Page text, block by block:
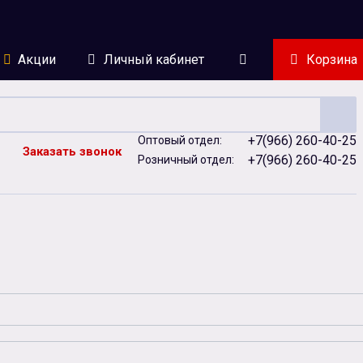
Акции Личный кабинет Корзина
Заказать звонок
Оптовый отдел: +7(966) 260-40-25
Розничный отдел: +7(966) 260-40-25